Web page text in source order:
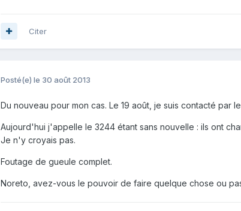
Citer
Posté(e) le 30 août 2013
Du nouveau pour mon cas. Le 19 août, je suis contacté par
Aujourd'hui j'appelle le 3244 étant sans nouvelle : ils ont
Je n'y croyais pas.
Foutage de gueule complet.
Noreto, avez-vous le pouvoir de faire quelque chose ou